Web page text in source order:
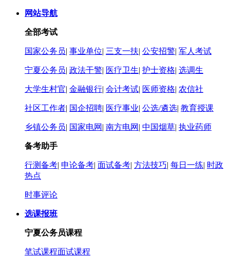
网站导航
全部考试
国家公务员| 事业单位| 三支一扶| 公安招警| 军人考试
宁夏公务员| 政法干警| 医疗卫生| 护士资格| 选调生
大学生村官| 金融银行| 会计考试| 医师资格| 农信社
社区工作者| 国企招聘| 医疗事业| 公选/遴选| 教育授课
乡镇公务员| 国家电网 | 南方电网 | 中国烟草| 执业药师
备考助手
行测备考| 申论备考| 面试备考| 方法技巧| 每日一练| 时政
热点
时事评论
选课报班
宁夏公务员课程
笔试课程面试课程